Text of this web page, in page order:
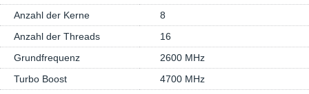
Anzahl der Kerne
8
Anzahl der Threads
16
Grundfrequenz
2600 MHz
Turbo Boost
4700 MHz